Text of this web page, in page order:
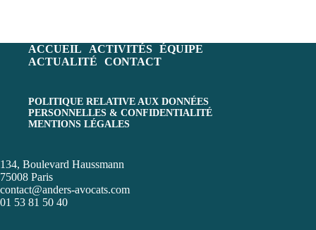
ACCUEIL ACTIVITÉS ÉQUIPE
ACTUALITÉ
CONTACT
POLITIQUE RELATIVE AUX DONNÉES
PERSONNELLES & CONFIDENTIALITÉ
MENTIONS LÉGALES
134, Boulevard Haussmann
75008 Paris
contact@anders-avocats.com
01 53 81 50 40